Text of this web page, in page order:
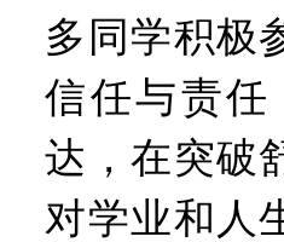
多同学积极
信任与责任
达，在突破
对学业和人